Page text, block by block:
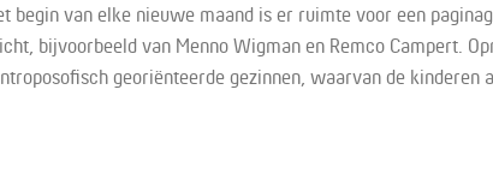
begin van elke nieuwe maand is er ruimte voor een
bijvoorbeeld van Menno Wigman en Remco Campert.
georiënteerde gezinnen, waarvan de kinderen